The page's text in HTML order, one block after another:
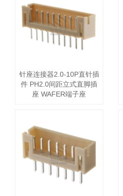
针座连接器2.0-10P直针插
件 PH2.0间距立式直脚插
座 WAFER端子座